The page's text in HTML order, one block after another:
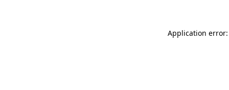
Application